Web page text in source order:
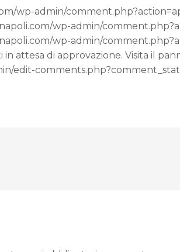
wp-admin/
wp-admin/
wp-admin/
attesa di approvazione. Visita il
edit-